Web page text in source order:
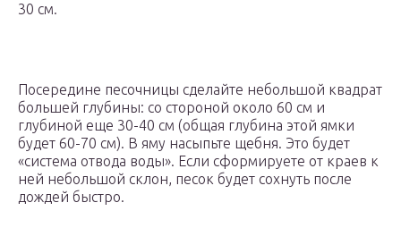
30 см.
Посередине песочницы сделайте небольшой квадрат
большей глубины: со стороной около 60 см и
глубиной еще 30-40 см (общая глубина этой ямки
будет 60-70 см). В яму насыпьте щебня. Это будет
«система отвода воды». Если сформируете от краев к
ней небольшой склон, песок будет сохнуть после
дождей быстро.